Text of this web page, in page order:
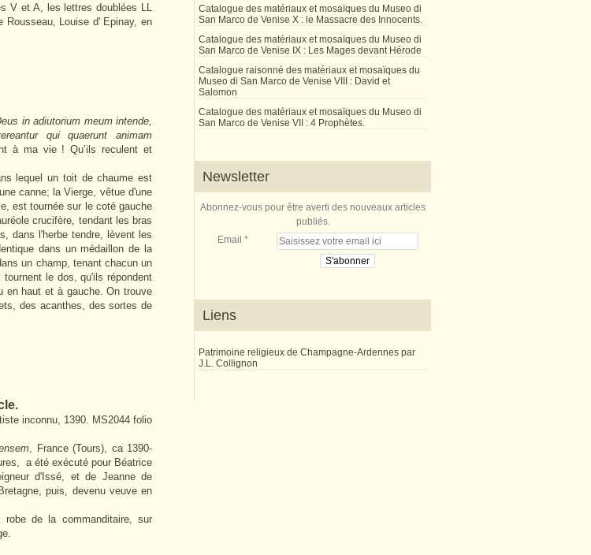
V et A, les lettres doublées LL
Louise d' Epinay, en
in adiutorium meum intende,
qui quaerunt animam
à ma vie ! Qu’ils reculent et
lequel un toit de chaume est
canne; la Vierge, vêtue d'une
est tournée sur le coté gauche
crucifère, tendant les bras
dans l'herbe tendre, lèvent les
dans un médaillon de la
un champ, tenant chacun un
le dos, qu'ils répondent
en haut et à gauche. On trouve
des acanthes, des sortes de
inconnu, 1390. MS2044 folio
, France (Tours), ca 1390-
a été exécuté pour Béatrice
d'Issé, et de Jeanne de
puis, devenu veuve en
de la commanditaire, sur
Catalogue des matériaux et mosaïques du Museo di
San Marco de Venise X : le Massacre des Innocents.
Catalogue des matériaux et mosaïques du Museo di
San Marco de Venise IX : Les Mages devant Hérode
Catalogue raisonné des matériaux et mosaïques du
Museo di San Marco de Venise VIII : David et
Salomon
Catalogue des matériaux et mosaïques du Museo di
San Marco de Venise VII : 4 Prophètes.
Newsletter
Abonnez-vous pour être averti des nouveaux articles
publiés.
Email
Liens
Patrimoine religieux de Champagne-Ardennes par
J.L. Collignon